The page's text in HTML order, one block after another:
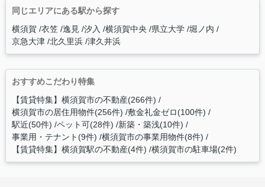
同じエリアにある駅から探す
横須賀 衣笠 逸見 汐入 横須賀中央 県立大学 堀ノ内
京急大津 北久里浜 津久井浜
おすすめこだわり特集
【賃貸特集】横須賀市の不動産(266件)
横須賀市の居住用物件(256件) 敷金礼金ゼロ(100件)
駅近(50件) ペット可(28件) 新築・築浅(10件)
事業用・テナント(9件) 横須賀市の事業用物件(8件)
【賃貸特集】横須賀駅の不動産(4件) 横須賀市の駐車場(2件)